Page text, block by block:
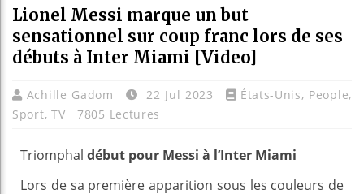
Lionel Messi marque un but
sensationnel sur coup franc lors de ses
débuts à Inter Miami [Video]
Achille Gadom 22 Jul 2023 États-Unis, People,
Sport, TV 7805 Lectures
Triomphal début pour Messi à l’Inter Miami
Lors de sa première apparition sous les couleurs de